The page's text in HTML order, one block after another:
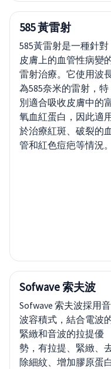
585 黃雷射
585黃雷射是一種針對
皮膚上的血管性病變
雷射治療。它使用波
為585奈米的雷射，特
別適合吸收皮膚中的
氧血紅蛋白，因此適
於治療紅斑、破裂的血
管和紅色痘疤等情況。
Sofwave 索夫波
Sofwave 索夫波採用音
波容積式，結合電波
緊緻和音波的拉提優
勢，有拉提、緊緻、
除細紋、增加膠原蛋